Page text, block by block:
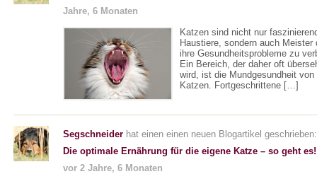
Jahre, 6 Monaten
Katzen sind nicht nur
Haustiere, sondern auch Meister
ihre Gesundheitsprobleme zu
Ein Bereich, der daher oft
wird, ist die Mundgesundheit von
Katzen. Fortgeschrittene […]
Segschneider hat einen einen neuen Blogartikel geschrieben:
Die optimale Ernährung für die eigene Katze – so geht es!
vor 2 Jahre, 6 Monaten